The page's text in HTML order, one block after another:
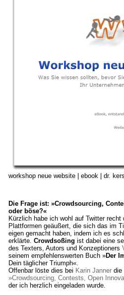
workshop neue website | ebook | dr.
Die Frage ist: »Crowdsourcing,
oder böse?«
Kürzlich habe ich wohl auf Twitter
Plattformen geäußert, die sich das im
eigen gemacht haben, indem ich es
erklärte. Crowdsoßing ist dabei eine
des Texters, Autors und Konzeptioners
seinem empfehlenswerten Buch »Der
Dein täglicher Triumph«.
Offenbar löste dies bei Karin Janner die
»Crowdsourcing, Contests, Open
der ich herzlich eingeladen wurde.